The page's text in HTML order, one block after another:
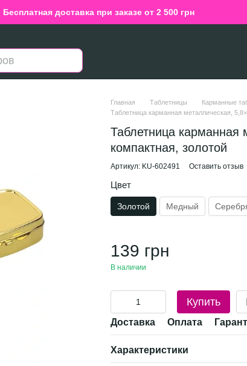
Бесплатная доставка при заказе от 2 500 грн
Главная Таблетницы
Карманные
Таблетница карманная металлическая,
Таблетница карманная
компактная, золотой
Артикул: KU-602491 Оставить отзыв
Цвет
Золотой Медный
139 грн
В наличии
Купить
Доставка Оплата
Характеристики